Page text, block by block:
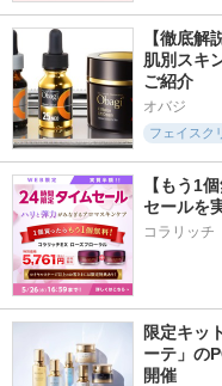
5.7
1340件
リジュラン デュア
ルエフェクトアンプ
ル
リジュラン(REJURAN
COSMETICS)
5.5
1690件
ツヤピールマスク C
C
【徹底
肌別スキ
ご紹介
オバジ
フェイスク
【もう1
セールを
コラリッチ
限定キッ
ーテ」の
開催